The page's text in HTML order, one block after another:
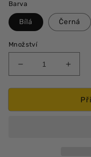
Barva
Bílá Černá
Množství
množství
produktu
sluneční
Zvýšit